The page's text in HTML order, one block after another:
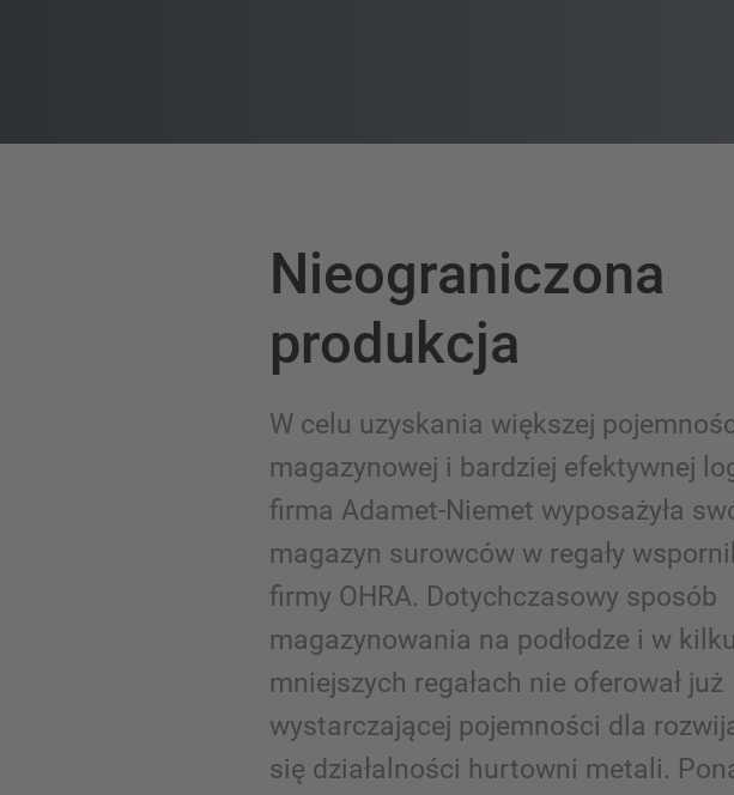
Nieograniczona
produkcja
W celu uzyskania większej
magazynowej i bardziej efektywnej
firma Adamet-Niemet wyposażyła
magazyn surowców w regały
firmy OHRA. Dotychczasowy sposób
magazynowania na podłodze i w kilku
mniejszych regałach nie oferował już
wystarczającej pojemności dla
się działalności hurtowni metali.